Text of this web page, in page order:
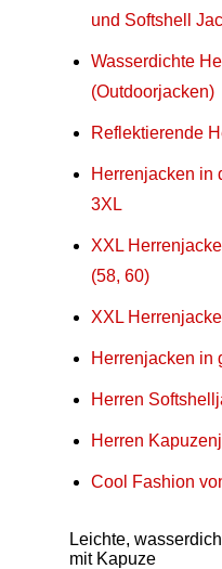
und Softshell
Wasserdichte
(Outdoorjacken)
Reflektierende
Herrenjacken in
3XL
XXL
(58, 60)
XXL
Herrenjacken in
Herren
Herren
Cool Fashion
Leichte,
mit Kapuze